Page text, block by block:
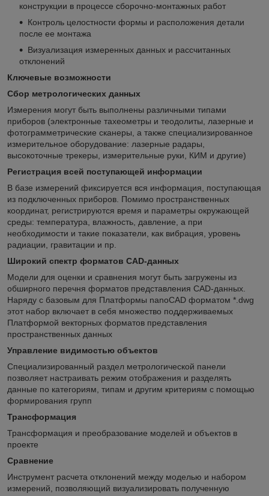
конструкции в процессе сборочно-монтажных работ
Контроль целостности формы и расположения детали
после ее монтажа
Визуализация измеренных данных и рассчитанных
отклонений
Ключевые возможности
Сбор метрологических данных
Измерения могут быть выполнены различными типами
приборов (электронные тахеометры и теодолиты, лазерные и
фотограмметрические сканеры, а также специализированное
измерительное оборудование: лазерные радары,
высокоточные трекеры, измерительные руки, КИМ и другие)
Регистрация всей поступающей информации
В базе измерений фиксируется вся информация, поступающая
из подключенных приборов. Помимо пространственных
координат, регистрируются время и параметры окружающей
среды: температура, влажность, давление, а при
необходимости и такие показатели, как вибрация, уровень
радиации, гравитации и пр.
Широкий спектр форматов CAD-данных
Модели для оценки и сравнения могут быть загружены из
обширного перечня форматов представления CAD-данных.
Наряду с базовым для Платформы nanoCAD форматом *.dwg
этот набор включает в себя множество поддерживаемых
Платформой векторных форматов представления
пространственных данных
Управление видимостью объектов
Специализированный раздел метрологической панели
позволяет настраивать режим отображения и разделять
данные по категориям, типам и другим критериям с помощью
формирования групп
Трансформация
Трансформация и преобразование моделей и объектов в
проекте
Сравнение
Инструмент расчета отклонений между моделью и набором
измерений, позволяющий визуализировать полученную